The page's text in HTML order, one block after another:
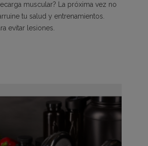
muscular? La próxima vez no
tu salud y entrenamientos.
evitar lesiones.